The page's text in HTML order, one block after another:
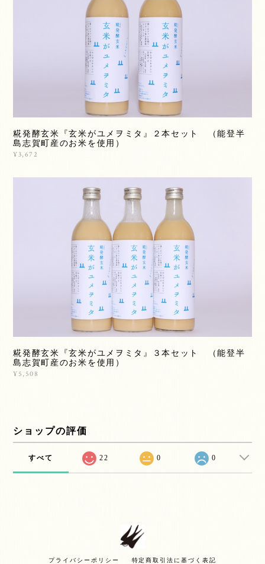
糀発酵玄米『玄米がユメヲミタ』２本セット （能登半
島志賀町産のお米を使用）
¥3,672
糀発酵玄米『玄米がユメヲミタ』３本セット （能登半
島志賀町産のお米を使用）
¥5,508
ショップの評価
すべて 22 0 0
プライバシーポリシー 特定商取引法に基づく表記